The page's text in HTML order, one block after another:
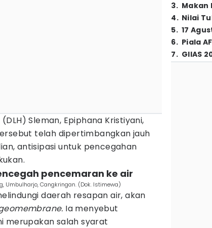
Sleman, Epiphana Kristiyani,
telah dipertimbangkan jauh
antisipasi untuk pencegahan
pencemaran ke air
Umbulharjo, Cangkringan. (Dok. Istimewa)
daerah resapan air, akan
Ia menyebut
merupakan salah syarat
3. Makan
4. Nilai
5. 17
6. Piala
7. GIIAS